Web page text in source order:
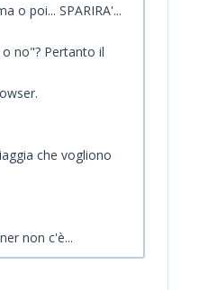
o poi... SPARIRA'...
no"? Pertanto il
che vogliono
non c'è...